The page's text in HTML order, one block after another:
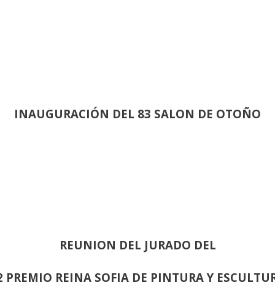
INAUGURACIÓN DEL 83 SALON DE OTOÑO
REUNION DEL JURADO DEL
PREMIO REINA SOFIA DE PINTURA Y